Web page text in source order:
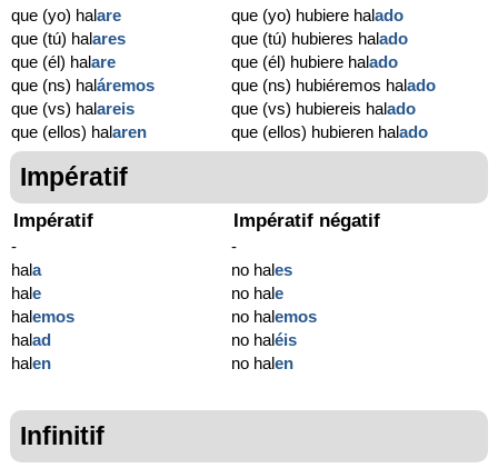
que (yo) halare
que (tú) halares
que (él) halare
que (ns) haláremos
que (vs) halareis
que (ellos) halaren
que (yo) hubiere halado
que (tú) hubieres halado
que (él) hubiere halado
que (ns) hubiéremos halado
que (vs) hubiereis halado
que (ellos) hubieren halado
Impératif
Impératif
-
hala
hale
halemos
halad
halen
Impératif négatif
-
no hales
no hale
no halemos
no haléis
no halen
Infinitif